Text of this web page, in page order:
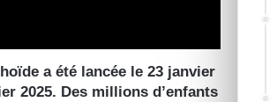
a été lancée le 23 janvier
2025. Des millions d’enfants